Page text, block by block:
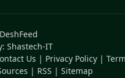
Shastech-IT
Us | Privacy Policy |
| RSS | Sitemap